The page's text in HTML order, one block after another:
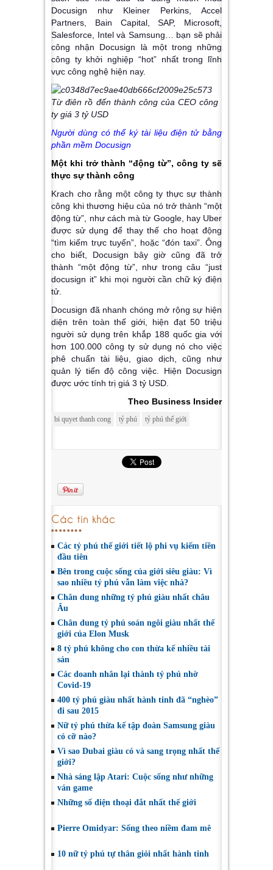
Docusign như Kleiner Perkins, Accel
Partners, Bain Capital, SAP, Microsoft,
Salesforce, Intel và Samsung… bạn sẽ phải
công nhận Docusign là một trong những
công ty khởi nghiệp “hot” nhất trong lĩnh
vực công nghệ hiện nay.
Người dùng có thể ký tài liệu điện tử bằng
phần mềm Docusign
Một khi trở thành “động từ”, công ty sẽ
thực sự thành công
Krach cho rằng một công ty thực sự thành
công khi thương hiệu của nó trở thành “một
động từ”, như cách mà từ Google, hay Uber
được sử dụng để thay thế cho hoạt động
“tìm kiếm trực tuyến”, hoặc “đón taxi”. Ông
cho biết, Docusign bây giờ cũng đã trở
thành “một động từ”, như trong câu “just
docusign it” khi mọi người cần chữ ký điện
tử.
Docusign đã nhanh chóng mở rộng sự hiện
diện trên toàn thế giới, hiện đạt 50 triệu
người sử dụng trên khắp 188 quốc gia với
hơn 100.000 công ty sử dụng nó cho việc
phê chuẩn tài liệu, giao dịch, cũng như
quản lý tiến độ công việc. Hiện Docusign
được ước tính trị giá 3 tỷ USD.
Theo Business Insider
bi quyet thanh cong tỷ phú tỷ phú thế giới
Các tin khác
Các tỷ phú thế giới tiết lộ phi vụ kiếm tiền
đầu tiên
Bên trong cuộc sống của giới siêu giàu: Vì
sao nhiều tỷ phú vẫn làm việc nhà?
Chân dung những tỷ phú giàu nhất châu
Âu
Chân dung tỷ phú soán ngôi giàu nhất thế
giới của Elon Musk
8 tỷ phú không cho con thừa kế nhiều tài
sản
Các doanh nhân lại thành tỷ phú nhờ
Covid-19
400 tỷ phú giàu nhất hành tinh đã “nghèo”
đi sau 2015
Nữ tỷ phú thừa kế tập đoàn Samsung giàu
có cỡ nào?
Vì sao Dubai giàu có và sang trọng nhất thế
giới?
Nhà sáng lập Atari: Cuộc sống như những
ván game
Những số điện thoại đắt nhất thế giới
Pierre Omidyar: Sống theo niềm đam mê
10 nữ tỷ phú tự thân giỏi nhất hành tinh